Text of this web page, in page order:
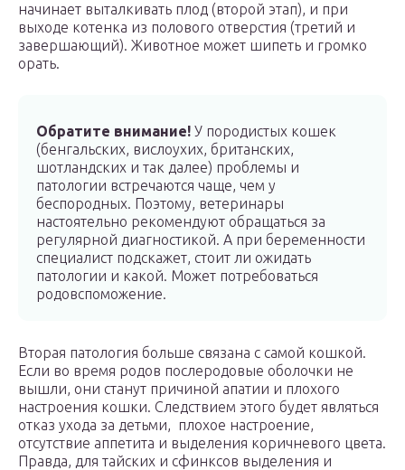
начинает выталкивать плод (второй этап), и при
выходе котенка из полового отверстия (третий и
завершающий). Животное может шипеть и громко
орать.
Обратите внимание! У породистых кошек
(бенгальских, вислоухих, британских,
шотландских и так далее) проблемы и
патологии встречаются чаще, чем у
беспородных. Поэтому, ветеринары
настоятельно рекомендуют обращаться за
регулярной диагностикой. А при беременности
специалист подскажет, стоит ли ожидать
патологии и какой. Может потребоваться
родовспоможение.
Вторая патология больше связана с самой кошкой.
Если во время родов послеродовые оболочки не
вышли, они станут причиной апатии и плохого
настроения кошки. Следствием этого будет являться
отказ ухода за детьми, плохое настроение,
отсутствие аппетита и выделения коричневого цвета.
Правда, для тайских и сфинксов выделения и